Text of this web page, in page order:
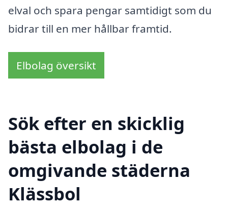
elval och spara pengar samtidigt som du
bidrar till en mer hållbar framtid.
Elbolag översikt
Sök efter en skicklig
bästa elbolag i de
omgivande städerna
Klässbol